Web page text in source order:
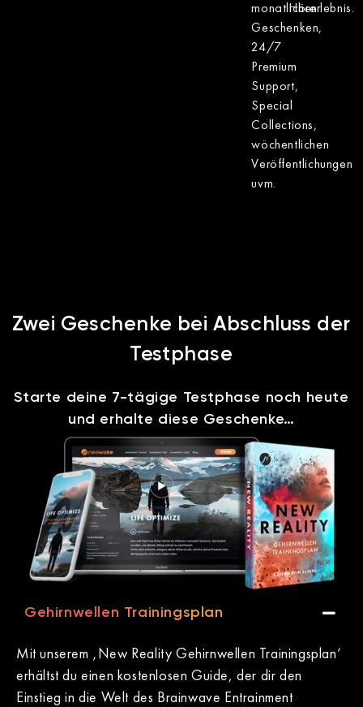
monatlichen
Geschenken,
24/7
Premium
Support,
Special
Collections,
wöchentlichen
Veröffentlichungen
uvm.
Hörerlebnis.
Zwei Geschenke bei Abschluss der
Testphase
Starte deine 7-tägige Testphase noch heute
und erhalte diese Geschenke…
Gehirnwellen Trainingsplan
Mit unserem ‚New Reality Gehirnwellen Trainingsplan‘
erhältst du einen kostenlosen Guide, der dir den
Einstieg in die Welt des Brainwave Entrainment